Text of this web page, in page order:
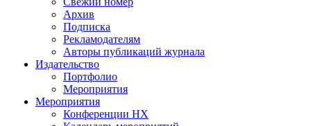
Архив
Подписка
Рекламодателям
Авторы публикаций журнала
Издательство
Портфолио
Мероприятия
Мероприятия
Конференции НХ